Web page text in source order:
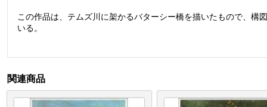
この作品は、テムズ川に架かるバターシー橋を描いたもので、
いる。
関連商品